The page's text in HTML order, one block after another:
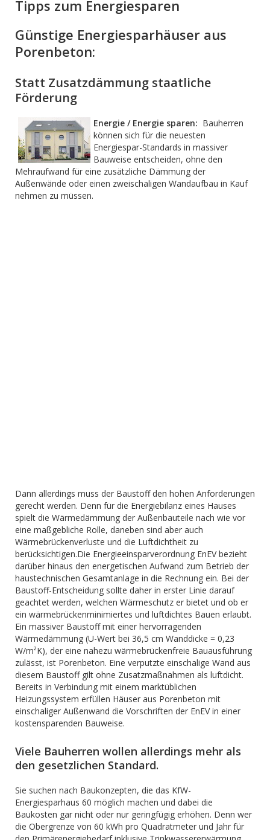
Tipps zum Energiesparen
Günstige Energiesparhäuser aus
Porenbeton:
Statt Zusatzdämmung staatliche
Förderung
Energie / Energie sparen: Bauherren
können sich für die neuesten
Energiespar-Standards in massiver
Bauweise entscheiden, ohne den
Mehraufwand für ei­ne zusätzliche Dämmung der
Außenwände oder einen zwei­schali­gen Wandaufbau in Kauf
nehmen zu müssen.
Dann aller­dings muss der Baustoff den hohen Anforderungen
gerecht wer­den. Denn für die Energiebilanz eines Hauses
spielt die Wärme­dämmung der Außenbauteile nach wie vor
eine maßgebliche Rol­le, daneben sind aber auch
Wärmebrückenverluste und die Luft­dichtheit zu
berücksichtigen.Die Energieeinsparverordnung EnEV bezieht
darüber hinaus den energetischen Aufwand zum Be­trieb der
haustechnischen Gesamtanlage in die Rechnung ein. Bei der
Baustoff-Entscheidung sollte daher in erster Linie darauf
geachtet werden, welchen Wärmeschutz er bietet und ob er
ein wärmebrückenminimiertes und luftdichtes Bauen erlaubt.
Ein massiver Baustoff mit einer hervorragenden
Wärmedämmung (U-Wert bei 36,5 cm Wanddicke = 0,23
W/m²K), der eine nahezu wärmebrückenfreie Bauausführung
zulässt, ist Porenbeton. Eine verputzte einschalige Wand aus
diesem Baustoff gilt ohne Zu­satz­maßnahmen als luftdicht.
Bereits in Verbindung mit einem marktüblichen
Heizungssystem erfüllen Häuser aus Porenbeton mit
einschaliger Außenwand die Vorschriften der EnEV in einer
kosten­sparenden Bauweise.
Viele Bauherren wollen allerdings mehr als
den gesetzlichen Standard.
Sie suchen nach Baukonzepten, die das KfW-
Energiesparhaus 60 möglich machen und dabei die
Baukosten gar nicht oder nur geringfügig erhöhen. Denn wer
die Obergrenze von 60 kWh pro Quadratmeter und Jahr für